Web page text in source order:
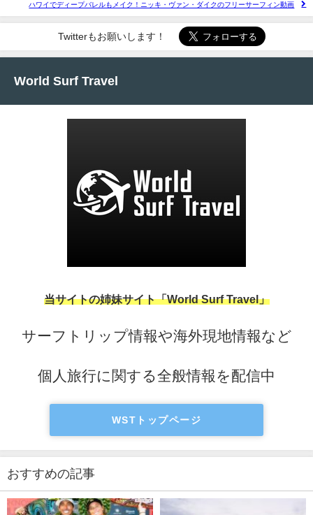
ハワイでディープバレルもメイク！ニッキ・ヴァン・ダイクのフリーサーフィン動画
Twitterもお願いします！
World Surf Travel
当サイトの姉妹サイト「World Surf Travel」
サーフトリップ情報や海外現地情報など
個人旅行に関する全般情報を配信中
WSTトップページ
おすすめの記事